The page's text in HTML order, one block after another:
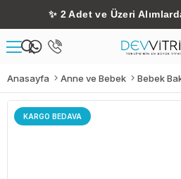
✨ 2 Adet ve Üzeri
Anasayfa Anne ve Bebek Bebek
KARGO BEDAVA